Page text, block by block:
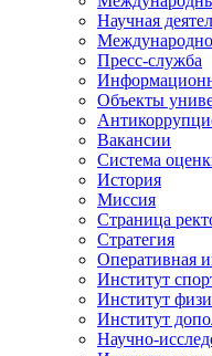
Научная
Пресс-служба
Объекты
Вакансии
Система
История
Миссия
Страница
Стратегия
Оперативная
Институт
Институт
Институт
Научно-